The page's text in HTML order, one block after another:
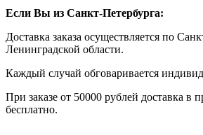
Если Вы из Санкт-Петербурга:
Доставка заказа осуществляется по
Ленинградской области.
Каждый случай обговаривается
При заказе от 50000 рублей доставка в
бесплатно.